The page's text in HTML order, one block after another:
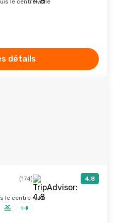
le centre-ville
détails
(174) 4,8
le centre-ville